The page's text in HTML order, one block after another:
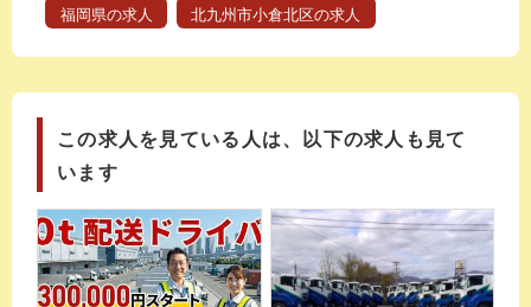
福岡県の求人 北九州市小倉北区の求人
この求人を見ている人は、以下の求人も見て
います